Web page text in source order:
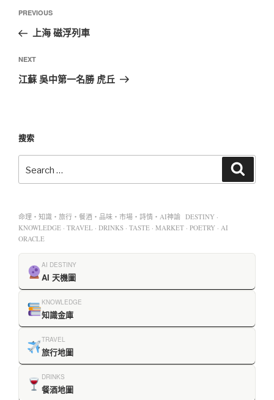
PREVIOUS
上海 磁浮列車
NEXT
江蘇 吳中第一名勝 虎丘
搜索
命理・知識・旅行・餐酒・品味・市場・詩情・AI神諭 DESTINY ·
KNOWLEDGE · TRAVEL · DRINKS · TASTE · MARKET · POETRY · AI
ORACLE
AI DESTINY
AI 天機圖
KNOWLEDGE
知識金庫
TRAVEL
旅行地圖
DRINKS
餐酒地圖